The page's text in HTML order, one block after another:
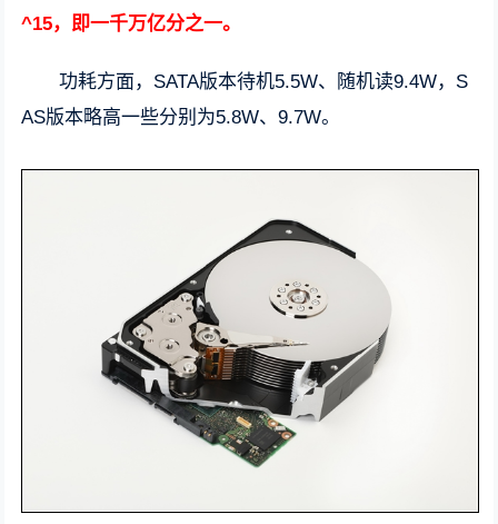
^15，即一千万亿分之一。
功耗方面，SATA版本待机5.5W、随机读9.4W，S
AS版本略高一些分别为5.8W、9.7W。